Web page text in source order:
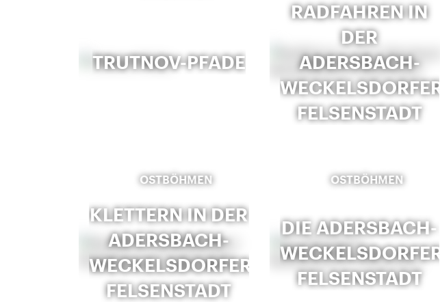
TRUTNOV-PFADE
RADFAHREN IN
DER
ADERSBACH-
WECKELSDORFER
FELSENSTADT
OSTBÖHMEN
KLETTERN IN DER
ADERSBACH-
WECKELSDORFER
FELSENSTADT
OSTBÖHMEN
DIE ADERSBACH-
WECKELSDORFER
FELSENSTADT